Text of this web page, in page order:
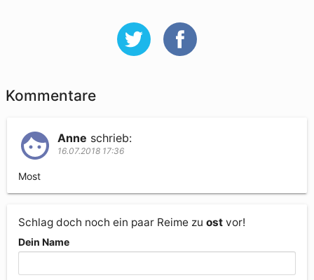
Kommentare
Anne schrieb:
16.07.2018 17:36
Most
Schlag doch noch ein paar Reime zu ost vor!
Dein Name